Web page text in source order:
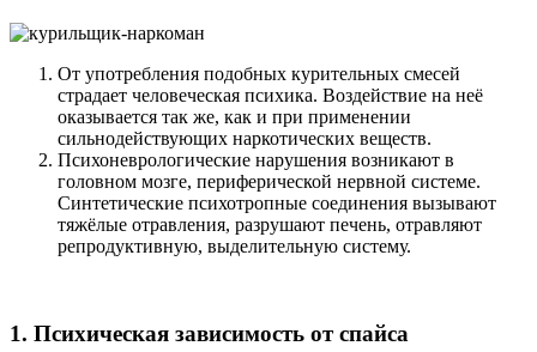
От употребления подобных курительных смесей
страдает человеческая психика. Воздействие на неё
оказывается так же, как и при применении
сильнодействующих наркотических веществ.
Психоневрологические нарушения возникают в
головном мозге, периферической нервной системе.
Синтетические психотропные соединения вызывают
тяжёлые отравления, разрушают печень, отравляют
репродуктивную, выделительную систему.
1. Психическая зависимость от спайса